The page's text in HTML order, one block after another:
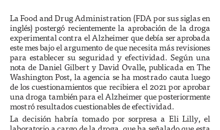
La Food and Drug Administration (FDA por sus siglas en
inglés) postergó recientemente la aprobación de la droga
experimental contra el Alzheimer que debía ser aprobada
este mes bajo el argumento de que necesita más revisiones
para establecer su seguridad y efectividad. Según una
nota de Daniel Gilbert y David Ovalle, publicada en The
Washington Post, la agencia se ha mostrado cauta luego
de los cuestionamientos que recibiera el 2021 por aprobar
una droga también para el Alzheimer que posteriormente
mostró resultados cuestionables de efectividad.
La decisión habría tomado por sorpresa a Eli Lilly, el